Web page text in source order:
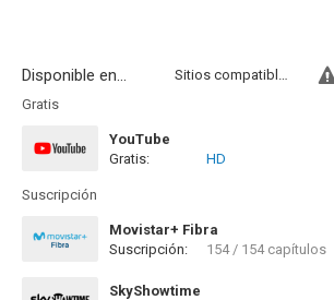
Disponible en...
Sitios compatibles
Gratis
YouTube
Gratis:
HD
Suscripción
Movistar+ Fibra
Disponible hasta el Sab, 19 Jun 2027
Suscripción: 154 / 154 capítulos
SkyShowtime